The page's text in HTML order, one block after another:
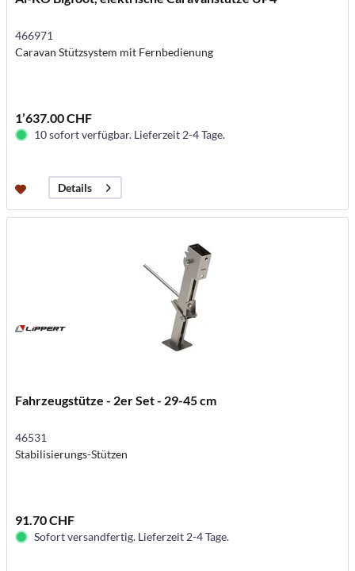
466971
Caravan Stützsystem mit Fernbedienung
1’637.00 CHF
10 sofort verfügbar. Lieferzeit 2-4 Tage.
Details
Fahrzeugstütze - 2er Set - 29-45 cm
46531
Stabilisierungs-Stützen
91.70 CHF
Sofort versandfertig. Lieferzeit 2-4 Tage.